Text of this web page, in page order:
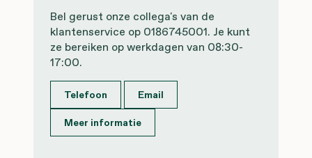
Bel gerust onze collega's van de
klantenservice op 0186745001. Je kunt
ze bereiken op werkdagen van 08:30-
17:00.
Telefoon
Email
Meer informatie